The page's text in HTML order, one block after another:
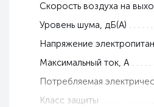
Скорость воздуха на
Уровень шума, дБ(А)
Напряжение
Максимальный ток, A
Потребляемая
Класс защиты